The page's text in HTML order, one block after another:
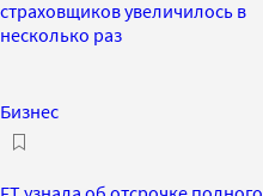
страховщиков увеличилось в
несколько раз
Бизнес